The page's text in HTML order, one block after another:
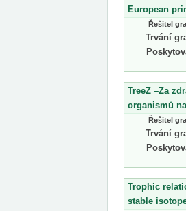
European
Řešitel
Trvání
TreeZ –Za
organismů
Řešitel
Trvání
Trophic
stable